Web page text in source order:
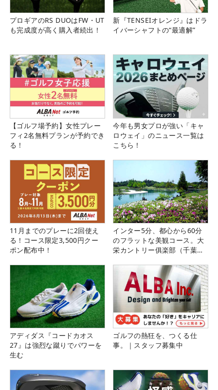
プロギアのRS DUOはFW・UT
も完成度が高く購入者続出！
新『TENSEIオレンジ』はドラ
イバーシャフトの“最適解”
【ゴルフ場予約】女性プレー
フィ2名無料プランが予約でき
る！
今年も男女プロが強い「キャ
ロウェイ」のニュース一覧は
こちら！
11月までのプレーに2回使え
る！コース限定3,500円クー
ポン配布中！
インター5分、都心から60分
のフラットな美観コース。大
栄カントリー俱楽部（千葉
アディダス『コードカオス
27』は強烈な蹴りでパワーを
生む
ゴルフの熱狂を、つくる仕
事。｜スタッフ募集中